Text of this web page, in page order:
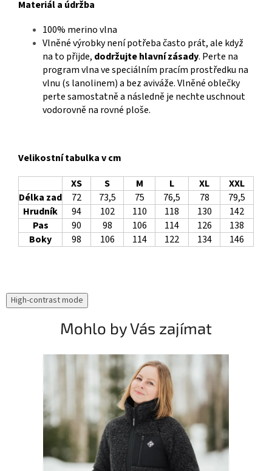
Materiál a údržba
100% merino vlna
Vlněné výrobky není potřeba často prát, ale když
na to přijde, dodržujte hlavní zásady. Perte na
program vlna ve speciálním pracím prostředku na
vlnu (s lanolinem) a bez aviváže. Vlněné oblečky
perte samostatně a následně je nechte uschnout
vodorovně na rovné ploše.
Velikostní tabulka v cm
XS
S M L XL
XXL
Délka zad
72 73,5 75 76,5 78
79,5
Hrudník
94 102 110 118 130
142
Pas
90 98 106 114 126
138
Boky
98 106 114 122 134 146
High-contrast mode
Mohlo by Vás zajímat